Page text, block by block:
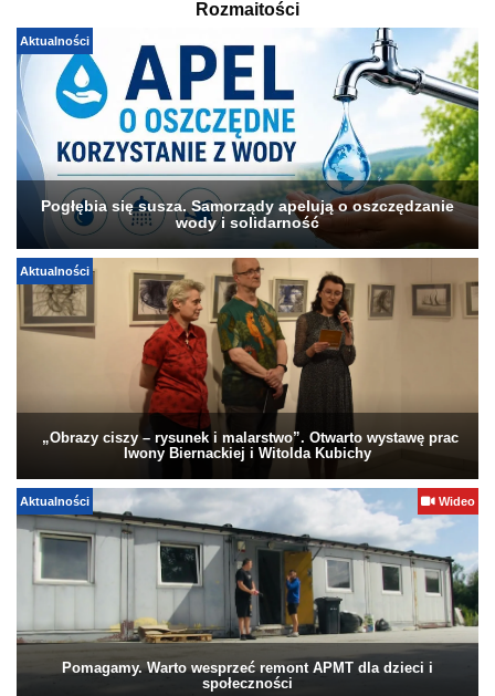
Rozmaitości
Aktualności
Pogłębia się susza. Samorządy apelują o oszczędzanie
wody i solidarność
Aktualności
„Obrazy ciszy – rysunek i malarstwo”. Otwarto wystawę prac
Iwony Biernackiej i Witolda Kubichy
Aktualności Wideo
Pomagamy. Warto wesprzeć remont APMT dla dzieci i
społeczności